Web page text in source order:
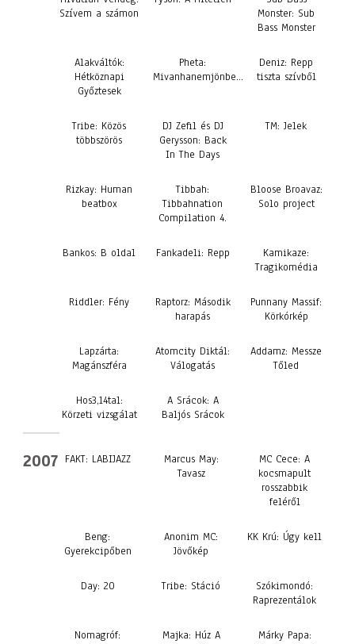
Szívem a számon
Monster: Sub
Bass Monster
Alakváltók:
Hétköznapi
Győztesek
Pheta:
Mivanhanemjönbe…
Deniz: Repp
tiszta szívből
Tribe: Közös
többszörös
DJ Zefil és DJ
Gerysson: Back
In The Days
TM: Jelek
Rizkay: Human
beatbox
Tibbah:
Tibbahnation
Compilation 4.
Bloose Broavaz:
Solo project
Bankos: B oldal Fankadeli: Repp
Kamikaze:
Tragikomédia
Riddler: Fény
Raptorz: Második
harapás
Punnany Massif:
Körkórkép
Lapzárta:
Magánszféra
Atomcity Diktál:
Válogatás
Addamz: Messze
Tőled
Hos3,14tal:
Körzeti vizsgálat
A Srácok: A
Baljós Srácok
2007 FAKT: LABIJAZZ
Marcus May:
Tavasz
MC Cece: A
kocsmapult
rosszabbik
feléről
Beng:
Gyerekcipőben
Anonim MC:
Jövőkép
KK Krú: Úgy kell
Day: 20 Tribe: Stáció
Szókimondó:
Raprezentálok
Nomagróf:
Majka: Húz A
Márky Papa: